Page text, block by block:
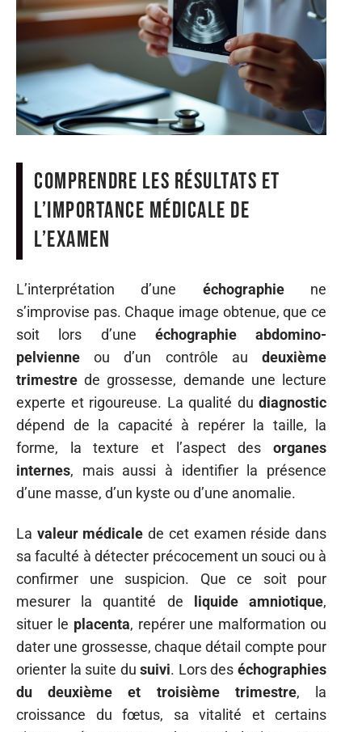
Comprendre les résultats et
l’importance médicale de
l’examen
L’interprétation d’une échographiene
s’improvise pas. Chaque image obtenue, que ce
soit lors d’une échographie abdomino-
pelvienne ou d’un contrôle au deuxième
trimestre de grossesse, demande une lecture
experte et rigoureuse. La qualité du diagnostic
dépend de la capacité à repérer la taille, la
forme, la texture et l’aspect des organes
internes, mais aussi à identifier la présence
d’une masse, d’un kyste ou d’une anomalie.
La valeur médicale de cet examen réside dans
sa faculté à détecter précocement un souci ou à
confirmer une suspicion. Que ce soit pour
mesurer la quantité de
liquide amniotique,
situer le placenta, repérer une malformation ou
dater une grossesse, chaque détail compte pour
orienter la suite dusuivi. Lors deséchographies
du deuxième et troisième trimestre, la
croissance du fœtus, sa vitalité et certains